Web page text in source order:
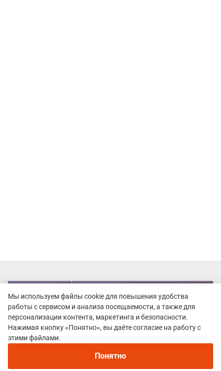
Рекомендуем
Непромокаемые кроссовки для бега зимой и
трейлраннинга 2026. Для города и
Мы используем файлы cookie для повышения удобства
работы с сервисом и анализа посещаемости, а также для
персонализации контента, маркетинга и безопасности.
Нажимая кнопку «Понятно», вы даёте согласие на работу с
этими файлами.
Понятно